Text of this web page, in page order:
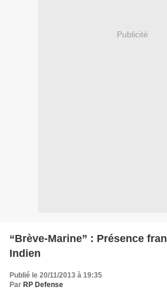
Publicité
“Brève-Marine” : Présence
Indien
Publié le 20/11/2013 à 19:35
Par RP Defense